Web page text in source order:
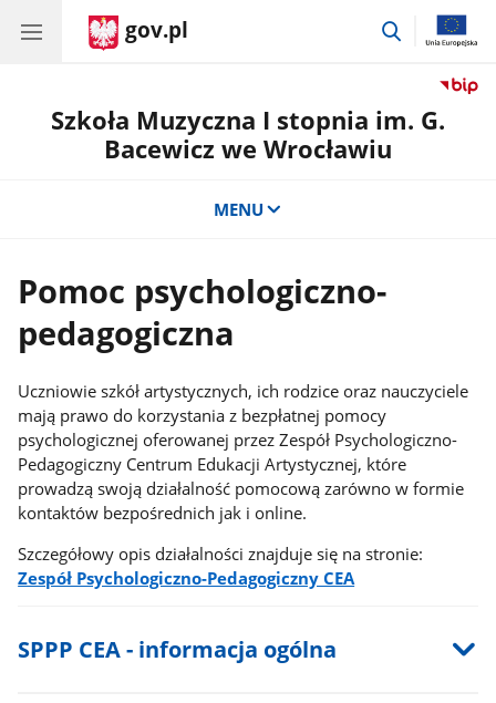
gov.pl
przejdź
Szkoła Muzyczna I stopnia im. G.
Bacewicz we Wrocławiu
MENU
Pomoc psychologiczno-
pedagogiczna
Uczniowie szkół artystycznych, ich rodzice oraz nauczyciele
mają prawo do korzystania z bezpłatnej pomocy
psychologicznej oferowanej przez Zespół Psychologiczno-
Pedagogiczny Centrum Edukacji Artystycznej, które
prowadzą swoją działalność pomocową zarówno w formie
kontaktów bezpośrednich jak i online.
Szczegółowy opis działalności znajduje się na stronie:
Zespół Psychologiczno-Pedagogiczny CEA
SPPP CEA - informacja ogólna